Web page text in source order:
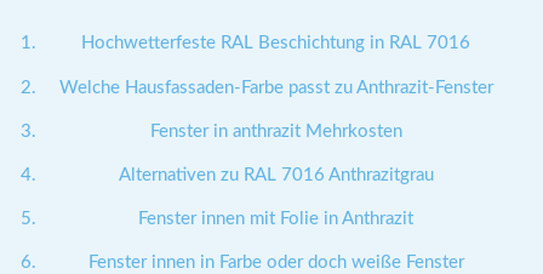
Hochwetterfeste RAL Beschichtung in RAL 7016
Welche Hausfassaden-Farbe passt zu Anthrazit-Fenster
Fenster in anthrazit Mehrkosten
Alternativen zu RAL 7016 Anthrazitgrau
Fenster innen mit Folie in Anthrazit
Fenster innen in Farbe oder doch weiße Fenster